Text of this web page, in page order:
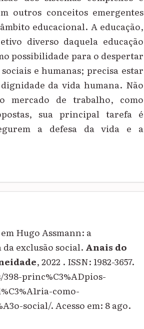
outros conceitos emergentes
educacional. A educação,
diverso daquela educação
possibilidade para o despertar
e humanas; precisa estar
da vida humana. Não
mercado de trabalho, como
sua principal tarefa é
a defesa da vida e a
Hugo Assmann: a
exclusão social. Anais do
, 2022 . ISSN: 1982-3657.
princ%C3%ADpios-
como-
social/. Acesso em: 8 ago.